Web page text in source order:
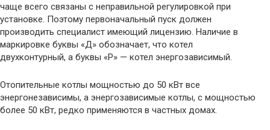
чаще всего связаны с неправильной регулировкой при
установке. Поэтому первоначальный пуск должен
производить специалист имеющий лицензию. Наличие в
маркировке буквы «Д» обозначает, что котел
двухконтурный, а буквы «Р» — котел энергозависимый.
Отопительные котлы мощностью до 50 кВт все
энергонезависимы, а энергозависимые котлы, с мощностью
более 50 кВт, редко применяются в частных домах.